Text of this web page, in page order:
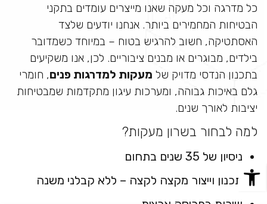
כל מדרגה וכל מעקה שאנו מייצרים עומדים בתקני
הבטיחות המחמירים ביותר. אנחנו יודעים שלצד
האסתטיקה, חשוב להרגיש בטוח – במיוחד כשמדובר
בילדים, מבוגרים או מבנים ציבוריים. לכן, אנו משקיעים
בתכנון הנדסי מדויק של מעקות למדרגות פנים, חומרי
גלם באיכות גבוהה, ומערכות עיגון מתקדמות שמבטיחות
יציבות לאורך שנים.
למה לבחור בשרון מעקות?
ניסיון של 35 שנים בתחום
תכנון וייצור מקצה לקצה – ללא קבלני משנה